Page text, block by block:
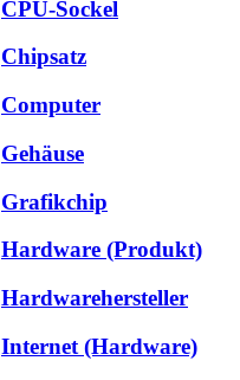
CPU-Sockel
Chipsatz
Computer
Gehäuse
Grafikchip
Hardware (Produkt)
Hardwarehersteller
Internet (Hardware)